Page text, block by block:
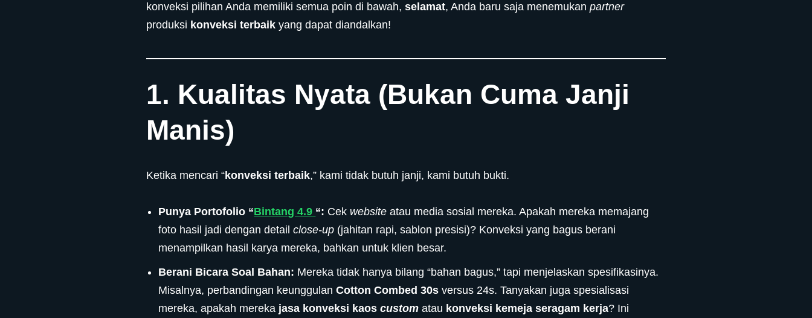
konveksi pilihan Anda memiliki semua poin di bawah,selamat, Anda baru saja menemukanpartner
produksi konveksi terbaik yang dapat diandalkan!
1. Kualitas Nyata (Bukan Cuma Janji
Manis)
Ketika mencari “konveksi terbaik,” kami tidak butuh janji, kami butuh bukti.
Punya Portofolio “Bintang 4.9 “: Cek website atau media sosial mereka. Apakah mereka memajang
foto hasil jadi dengan detailclose-up (jahitan rapi, sablon presisi)? Konveksi yang bagus berani
menampilkan hasil karya mereka, bahkan untuk klien besar.
Berani Bicara Soal Bahan: Mereka tidak hanya bilang “bahan bagus,” tapi menjelaskan spesifikasinya.
Misalnya, perbandingan keunggulanCotton Combed 30s versus 24s. Tanyakan juga spesialisasi
mereka, apakah mereka jasa konveksi kaoscustom atau konveksi kemeja seragam kerja? Ini